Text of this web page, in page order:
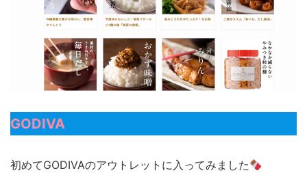
GODIVA
初めてGODIVAのアウトレットに入ってみました